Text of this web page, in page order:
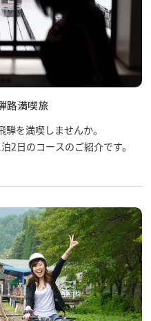
路満喫旅
を満喫しませんか。
2日のコースのご紹介です。